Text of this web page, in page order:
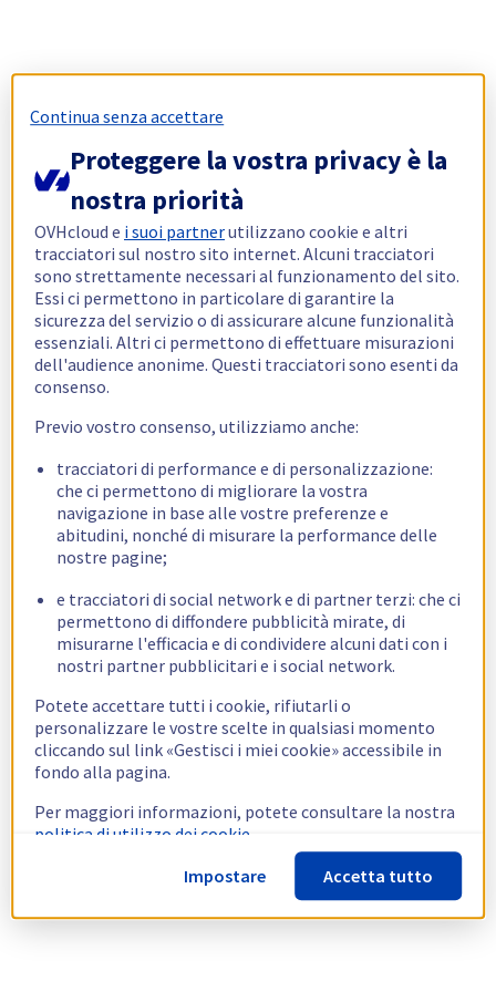
Continua senza accettare
Proteggere la vostra privacy è la
nostra priorità
OVHcloud e i suoi partnerutilizzano cookie e altri
tracciatori sul nostro sito internet. Alcuni tracciatori
sono strettamente necessari al funzionamento del sito.
Essi ci permettono in particolare di garantire la
sicurezza del servizio o di assicurare alcune funzionalità
essenziali. Altri ci permettono di effettuare misurazioni
dell'audience anonime. Questi tracciatori sono esenti da
consenso.
Previo vostro consenso, utilizziamo anche:
tracciatori di performance e di personalizzazione:
che ci permettono di migliorare la vostra
navigazione in base alle vostre preferenze e
abitudini, nonché di misurare la performance delle
nostre pagine;
e tracciatori di social network e di partner terzi: che ci
permettono di diffondere pubblicità mirate, di
misurarne l'efficacia e di condividere alcuni dati con i
nostri partner pubblicitari e i social network.
Potete accettare tutti i cookie, rifiutarli o
personalizzare le vostre scelte in qualsiasi momento
cliccando sul link «Gestisci i miei cookie» accessibile in
fondo alla pagina.
Per maggiori informazioni, potete consultare la nostra
politica di utilizzo dei cookie.
Impostare
Accetta tutto